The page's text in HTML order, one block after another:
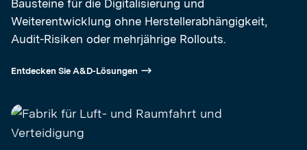
Bausteine für die Digitalisierung und
Weiterentwicklung ohne Herstellerabhängigkeit,
Audit-Risiken oder mehrjährige Rollouts.
Entdecken Sie A&D-Lösungen